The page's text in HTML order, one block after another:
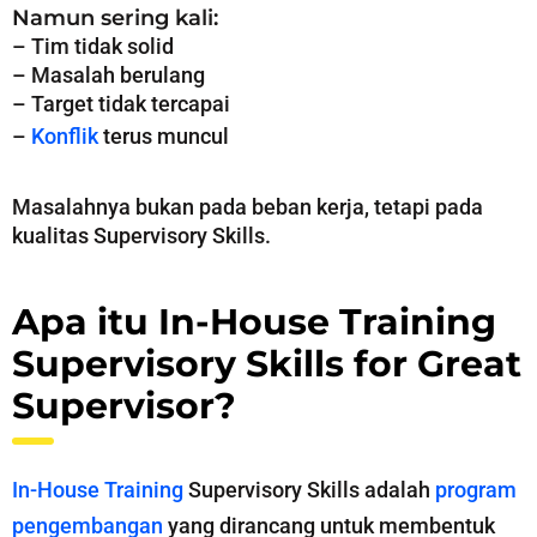
Namun sering kali:
– Tim tidak solid
– Masalah berulang
– Target tidak tercapai
– Konflikterus muncul
Masalahnya bukan pada beban kerja, tetapi pada
kualitas Supervisory Skills.
Apa itu In-House Training
Supervisory Skills for Great
Supervisor?
In-House TrainingSupervisory Skills adalah program
pengembangan yang dirancang untuk membentuk